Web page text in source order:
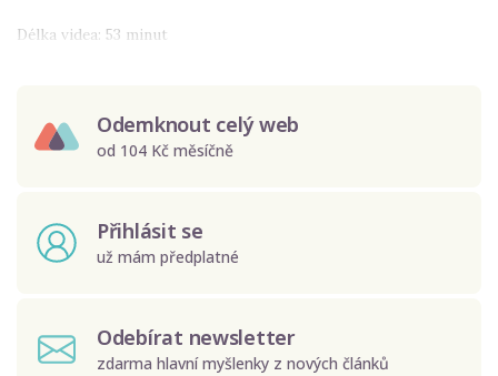
Délka videa: 53 minut
Odemknout celý web
od 104 Kč měsíčně
Přihlásit se
už mám předplatné
Odebírat newsletter
zdarma hlavní myšlenky z nových článků